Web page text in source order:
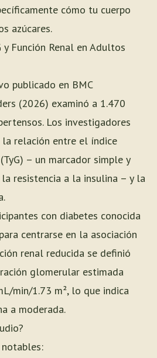
cómo tu cuerpo
azúcares.
y Función Renal en Adultos
publicado en BMC
(2026) examinó a 1.470
Los investigadores
la relación entre el índice
– un marcador simple y
resistencia a la insulina – y la
con diabetes conocida
centrarse en la asociación
renal reducida se definió
glomerular estimada
min/1.73 m², lo que indica
a moderada.